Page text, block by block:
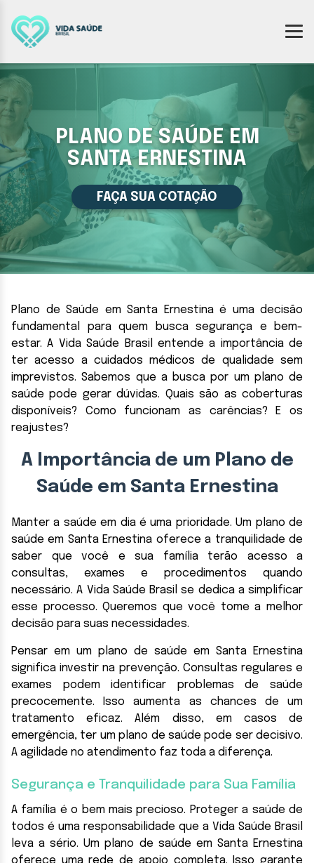
PLANO DE SAÚDE EM
SANTA ERNESTINA
FAÇA SUA COTAÇÃO
Plano de Saúde em Santa Ernestina é uma decisão
fundamental para quem busca segurança e bem-
estar. A Vida Saúde Brasil entende a importância de
ter acesso a cuidados médicos de qualidade sem
imprevistos. Sabemos que a busca por um plano de
saúde pode gerar dúvidas. Quais são as coberturas
disponíveis? Como funcionam as carências? E os
reajustes?
A Importância de um Plano de
Saúde em Santa Ernestina
Manter a saúde em dia é uma prioridade. Um plano de
saúde em Santa Ernestina oferece a tranquilidade de
saber que você e sua família terão acesso a
consultas, exames e procedimentos quando
necessário. A Vida Saúde Brasil se dedica a simplificar
esse processo. Queremos que você tome a melhor
decisão para suas necessidades.
Pensar em um plano de saúde em Santa Ernestina
significa investir na prevenção. Consultas regulares e
exames podem identificar problemas de saúde
precocemente. Isso aumenta as chances de um
tratamento eficaz. Além disso, em casos de
emergência, ter um plano de saúde pode ser decisivo.
A agilidade no atendimento faz toda a diferença.
Segurança e Tranquilidade para Sua Família
A família é o bem mais precioso. Proteger a saúde de
todos é uma responsabilidade que a Vida Saúde Brasil
leva a sério. Um plano de saúde em Santa Ernestina
oferece uma rede de apoio completa. Isso garante